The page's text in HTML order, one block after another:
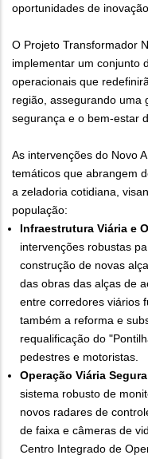
oportunidades de
O Projeto Transformador
implementar um conjunto
operacionais que
região, assegurando uma
segurança e o bem-estar
As intervenções do Novo
temáticos que abrangem
a zeladoria cotidiana,
população:
Infraestrutura Viária e
intervenções robustas
construção de novas
das obras das alças de
entre corredores viários
também a reforma e
requalificação do
pedestres e motoristas.
Operação Viária
sistema robusto de
novos radares de
de faixa e câmeras de
Centro Integrado de